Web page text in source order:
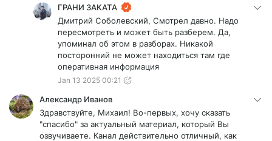
ключ не закрываются), где свои материалы рабочие,
про осведомителей вообще молчу - никто ни про
кого не знает даже в своём отделе (кабинете, если
не один в нем сидишь)... а тут какая-то открытость
чрезмерная на мой взгляд
ГРАНИ ЗАКАТА
Дмитрий Соболевский, Смотрел давно. Надо
пересмотреть и может быть разберем. Да,
упоминал об этом в разборах. Никакой
посторонний не может находиться там где
оперативная информация
Jan 13 2025 00:21
Александр Иванов
Здравствуйте, Михаил! Во-первых, хочу сказать
"спасибо" за актуальный материал, который Вы
озвучиваете. Канал действительно отличный, как